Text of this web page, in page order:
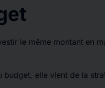
le même montant en
budget, elle vient de la